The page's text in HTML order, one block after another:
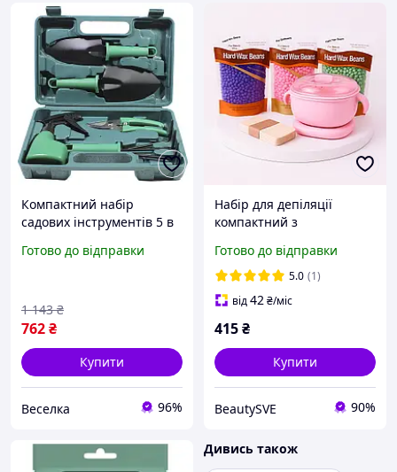
Компактний набір
садових інструментів 5 в
рослинами в саду та
Готово до відправки
762₴
1 143 ₴
Купити
Веселка 96%
Набір для депіляції
компактний з
воскоплавом, 5
предметів, Рожевий
Готово до відправки
5.0 (1)
від42₴/міс
415₴
Купити
BeautySVE 90%
Дивись також